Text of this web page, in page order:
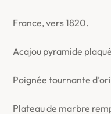
France, vers 1820.
Acajou pyramide
Poignée tournante
Plateau de marbre